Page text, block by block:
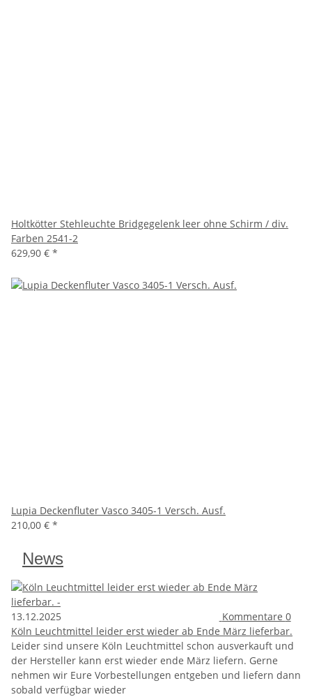
Holtkötter Stehleuchte Bridgegelenk leer ohne Schirm / div.
Farben 2541-2
629,90 € *
Lupia Deckenfluter Vasco 3405-1 Versch. Ausf.
210,00 € *
News
13.12.2025 Kommentare 0
Köln Leuchtmittel leider erst wieder ab Ende März lieferbar.
Leider sind unsere Köln Leuchtmittel schon ausverkauft und
der Hersteller kann erst wieder ende März liefern. Gerne
nehmen wir Eure Vorbestellungen entgeben und liefern dann
sobald verfügbar wieder